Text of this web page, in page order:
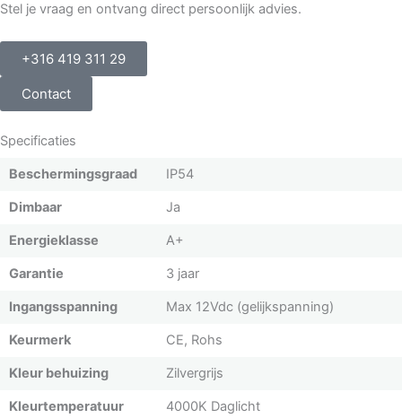
Stel je vraag en ontvang direct persoonlijk advies.
+316 419 311 29
Contact
Specificaties
Beschermingsgraad IP54
Dimbaar Ja
Energieklasse A+
Garantie 3 jaar
Ingangsspanning Max 12Vdc (gelijkspanning)
Keurmerk CE, Rohs
Kleur behuizing Zilvergrijs
Kleurtemperatuur 4000K Daglicht